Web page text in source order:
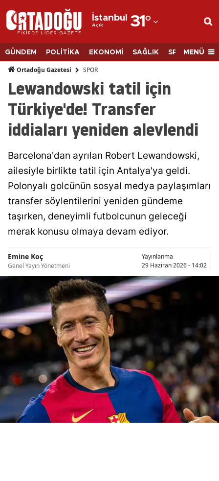
İstanbul
Açık 31°
Adana
Adıyaman
Ağrı
Amasya
Ankara
Antalya
Artvin
Aydın
Bilecik
Bingöl
Bolu
Burdur
Bursa
Çanakkale
Çankırı
Çorum
Denizli
GÜNDEM POLİTİKA EKONOMİ SAĞLIK SPORMENÜ
Ortadoğu Gazetesi SPOR
Lewandowski tatil için
Türkiye'de! Transfer
iddiaları yeniden alevlendi
Barcelona'dan ayrılan Robert Lewandowski,
ailesiyle birlikte tatil için Antalya'ya geldi.
Polonyalı golcünün sosyal medya paylaşımları
transfer söylentilerini yeniden gündeme
taşırken, deneyimli futbolcunun geleceği
merak konusu olmaya devam ediyor.
Emine Koç
Genel Yayın Yönetmeni
Yayınlanma
29 Haziran 2026 - 14:02